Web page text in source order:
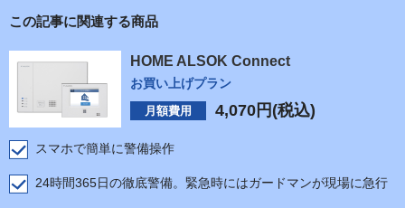
この記事に関連する商品
HOME ALSOK Connect
お買い上げプラン
月額費用 4,070 円(税込)
スマホで簡単に警備操作
24時間365日の徹底警備。緊急時にはガードマンが現場に急行